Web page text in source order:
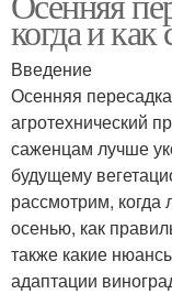
когда и как
Введение
Осенняя
агротехнический
саженцам лучше
будущему
рассмотрим, когда
осенью, как
также какие
адаптации